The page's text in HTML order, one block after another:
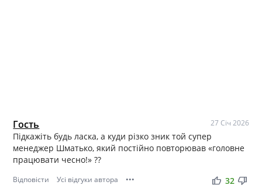
Гость 27 Січ 2026
Підкажіть будь ласка, а куди різко зник той супер
менеджер Шматько, який постійно повторював «головне
працювати чесно!» ??
Відповісти Усі відгуки автора ••• thumb_up thumb_down
32